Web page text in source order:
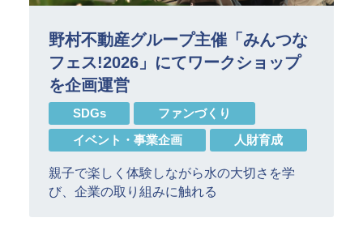
野村不動産グループ主催「みんつな
フェス!2026」にてワークショップ
を企画運営
SDGs
ファンづくり
イベント・事業企画
人財育成
親子で楽しく体験しながら水の大切さを学
び、企業の取り組みに触れる